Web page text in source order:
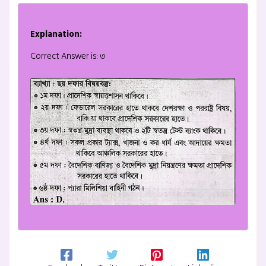
Explanation:
Correct Answer is: ৩